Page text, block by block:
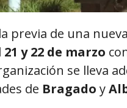
previa de una
21 y 22 de marzo
se lleva
de Bragado y